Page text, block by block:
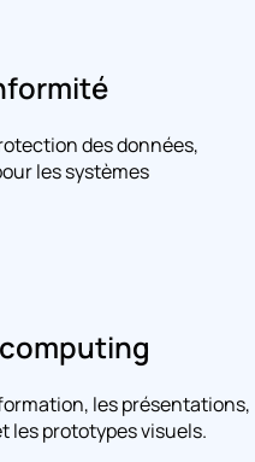
des données,
les systèmes
les présentations,
les prototypes visuels.